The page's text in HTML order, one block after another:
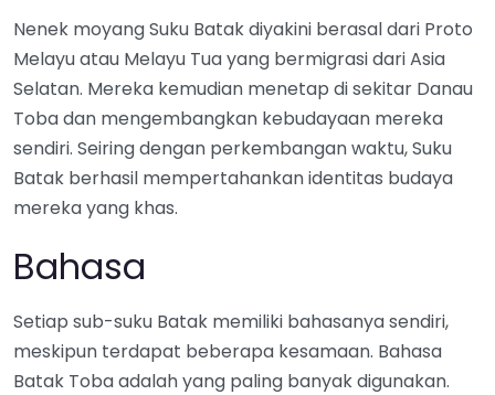
Nenek moyang Suku Batak diyakini berasal dari Proto
Melayu atau Melayu Tua yang bermigrasi dari Asia
Selatan. Mereka kemudian menetap di sekitar Danau
Toba dan mengembangkan kebudayaan mereka
sendiri. Seiring dengan perkembangan waktu, Suku
Batak berhasil mempertahankan identitas budaya
mereka yang khas.
Bahasa
Setiap sub-suku Batak memiliki bahasanya sendiri,
meskipun terdapat beberapa kesamaan. Bahasa
Batak Toba adalah yang paling banyak digunakan.